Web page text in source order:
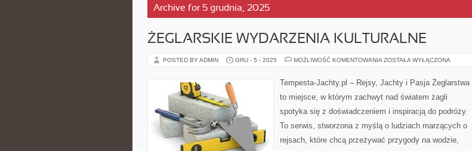
Archive for 5 grudnia, 2025
ŻEGLARSKIE WYDARZENIA KULTURALNE
POSTED BY ADMIN GRU - 5 - 2025 MOŻLIWOŚĆ KOMENTOWANIA ŻEGLARSKIE
ZOSTAŁA WYŁĄCZONA
Tempesta-Jachty.pl – Rejsy, Jachty i Pasja Żeglarstwa
to miejsce, w którym zachwyt nad światem żagli
spotyka się z doświadczeniem i inspiracją do podróży.
To serwis, stworzona z myślą o ludziach marzących o
rejsach, które chcą przeżywać przygody na wodzie,